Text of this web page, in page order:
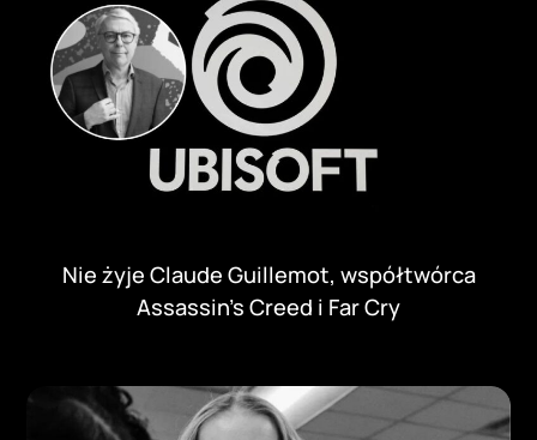
Nie żyje Claude Guillemot, współtwórca
Assassin’s Creed i Far Cry